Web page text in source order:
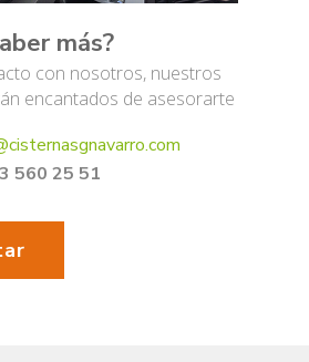
más?
con nosotros, nuestros
encantados de asesorarte
560 25 51